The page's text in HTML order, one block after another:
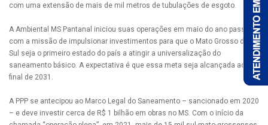
com uma extensão de mais de mil metros de tubulações de esgoto.
A Ambiental MS Pantanal iniciou suas operações em maio do ano passado
com a missão de impulsionar investimentos para que o Mato Grosso do
Sul seja o primeiro estado do país a atingir a universalização do
saneamento básico. A expectativa é que essa meta seja alcançada ao
final de 2031.
A PPP se antecipou ao Marco Legal do Saneamento – sancionado em 2020
– e deve investir cerca de R$ 1 bilhão em obras no MS. Com o início da